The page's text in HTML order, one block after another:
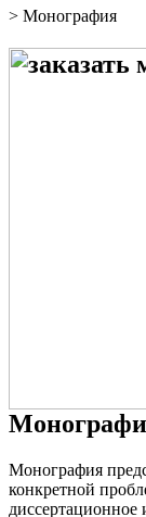
> Монография
Монография
конкретной
диссертационное